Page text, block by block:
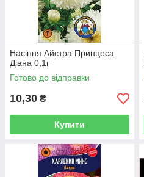
Насіння Айстра Принцеса
Діана 0,1г
Готово до відправки
10,30 ₴
Купити